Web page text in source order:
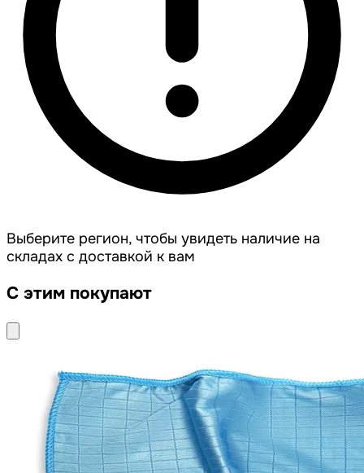
Выберите регион, чтобы увидеть наличие на
складах с доставкой к вам
С этим покупают